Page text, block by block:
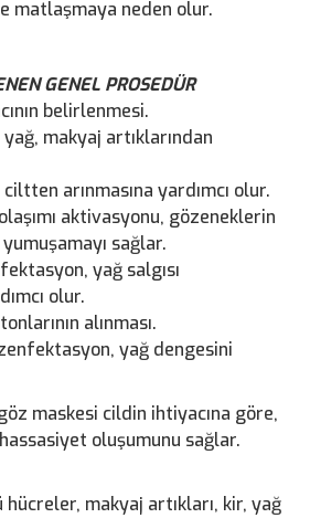
matlaşmaya neden olur.
GENEL PROSEDÜR
belirlenmesi.
makyaj artıklarından
arınmasına yardımcı olur.
aktivasyonu, gözeneklerin
sağlar.
yağ salgısı
olur.
alınması.
yağ dengesini
maskesi cildin ihtiyacına göre,
oluşumunu sağlar.
makyaj artıkları, kir, yağ